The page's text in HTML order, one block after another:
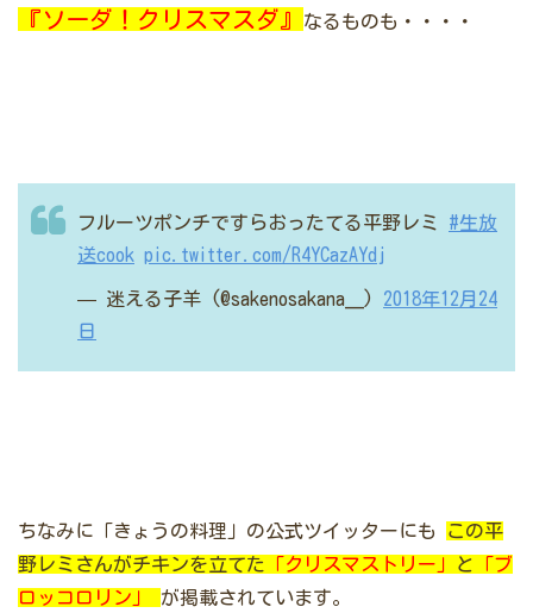
『ソーダ！クリスマスダ』 なるものも・・・・
フルーツポンチですらおったてる平野レミ #生放
送cook pic.twitter.com/R4YCazAYdj
— 迷える子羊 (@sakenosakana__) 2018年12月24
日
ちなみに「きょうの料理」の公式ツイッターにも
この平
野レミさんがチキンを立てた
「クリスマストリー」 と
「ブ
ロッコロリン」
が掲載されています。